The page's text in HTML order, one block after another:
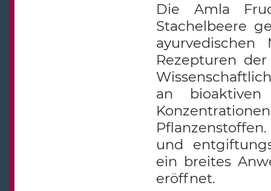
Die Amla
Stachelbeere
Rezepturen
an bioaktiven
und
ein breites
eröffnet.